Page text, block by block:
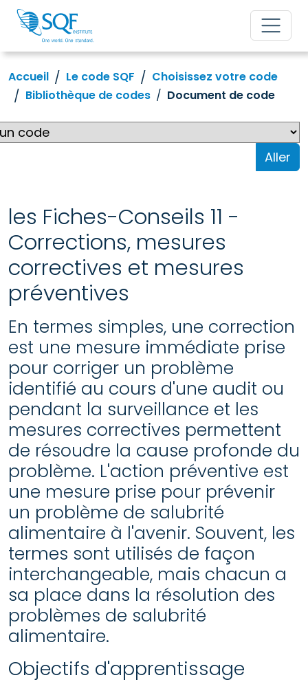
Accueil Le code SQF
Choisissez votre code
Bibliothèque de codes
Document de code
Aller
les Fiches-Conseils 11 -
Corrections, mesures
correctives et mesures
préventives
En termes simples, une correction
est une mesure immédiate prise
pour corriger un problème
identifié au cours d'une audit ou
pendant la surveillance et les
mesures correctives permettent
de résoudre la cause profonde du
problème. L'action préventive est
une mesure prise pour prévenir
un problème de salubrité
alimentaire à l'avenir. Souvent, les
termes sont utilisés de façon
interchangeable, mais chacun a
sa place dans la résolution des
problèmes de salubrité
alimentaire.
Objectifs d'apprentissage